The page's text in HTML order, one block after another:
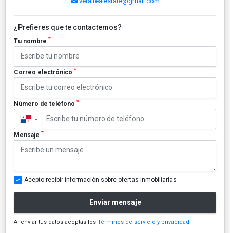
¿Prefieres que te contactemos?
Tu nombre *
Correo electrónico *
Número de teléfono *
▼
Mensaje *
Acepto recibir información sobre ofertas inmobiliarias
Enviar mensaje
Al enviar tus datos aceptas los Términos de servicio y privacidad